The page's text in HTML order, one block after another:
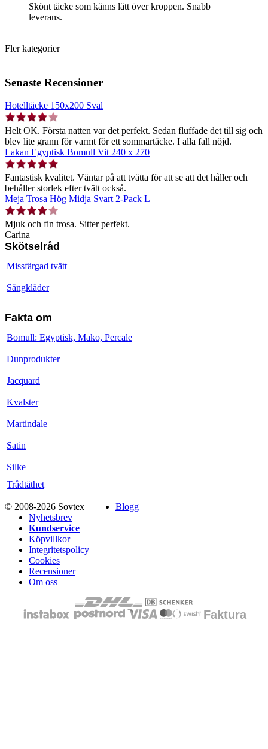
Skönt täcke som känns lätt över kroppen. Snabb
leverans.
Fler kategorier
Senaste Recensioner
Hotelltäcke 150x200 Sval
Helt OK. Första natten var det perfekt. Sedan fluffade det till sig och
blev lite grann för varmt för ett sommartäcke. I alla fall nöjd.
Lakan Egyptisk Bomull Vit 240 x 270
Fantastisk kvalitet. Väntar på att tvätta för att se att det håller och
behåller storlek efter tvätt också.
Meja Trosa Hög Midja Svart 2-Pack L
Mjuk och fin trosa. Sitter perfekt.
Carina
Skötselråd
Missfärgad tvätt
Sängkläder
Fakta om
Bomull: Egyptisk, Mako, Percale
Dunprodukter
Jacquard
Kvalster
Martindale
Satin
Silke
Trådtäthet
© 2008-2026 Sovtex
Blogg
Nyhetsbrev
Kundservice
Köpvillkor
Integritetspolicy
Cookies
Recensioner
Om oss